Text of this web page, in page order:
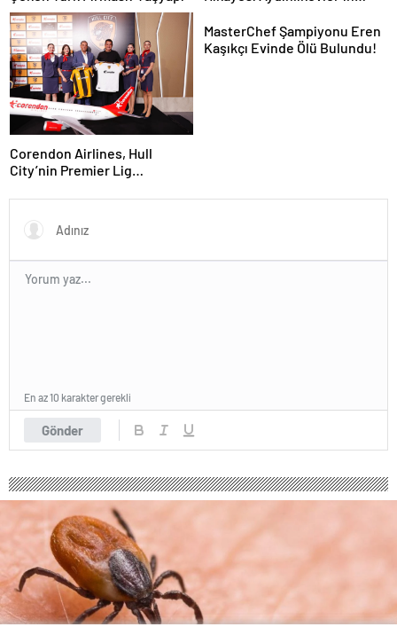
Corendon Airlines, Hull
City’nin Premier Lig
sürdürüyor
MasterChef Şampiyonu Eren
Kaşıkçı Evinde Ölü Bulundu!
Gönder
En az 10 karakter gerekli